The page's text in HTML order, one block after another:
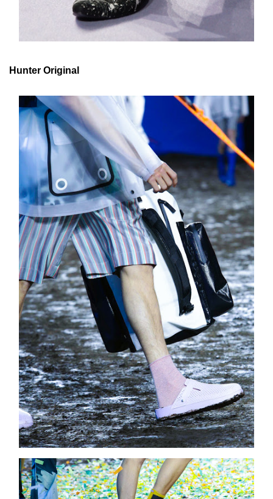
Hunter Original